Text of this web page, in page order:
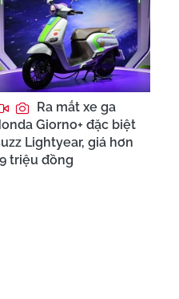
Ra mắt xe ga
Giorno+ đặc biệt
Lightyear, giá hơn
triệu đồng